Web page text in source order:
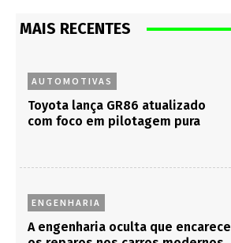
MAIS RECENTES
AUTOMOTIVAS
Toyota lança GR86 atualizado
com foco em pilotagem pura
ENGENHARIA
A engenharia oculta que encarece